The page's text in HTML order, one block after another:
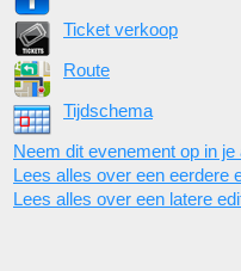
Ticket verkoop
Route
Tijdschema
Neem dit evenement op in je
Lees alles over een eerdere
Lees alles over een latere